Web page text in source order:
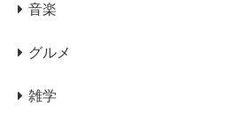
音楽
グルメ
雑学